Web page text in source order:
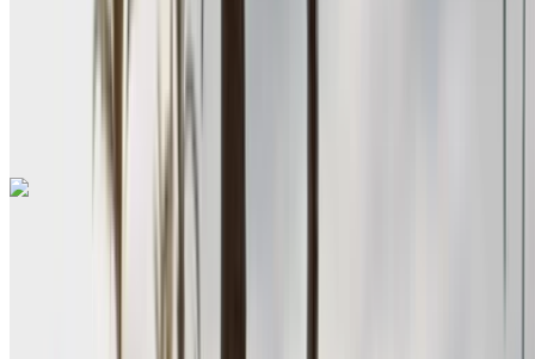
Звоните на
+212708889994
Renault Megane 2024